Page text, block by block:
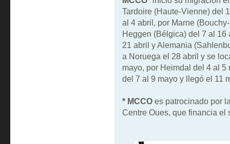
Tardoire (Haute-Vienne) del
al 4 abril, por Marne
Heggen (Bélgica) del 7 al
21 abril y Alemania
a Noruega el 28 abril y se
mayo, por Heimdal del 4 al
del 7 al 9 mayo y llegó el 11
* MCCOes patrocinado por
Centre Oues, que financia el